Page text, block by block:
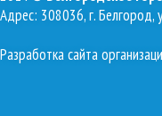
Адрес: 308036, г.
Разработка сайта